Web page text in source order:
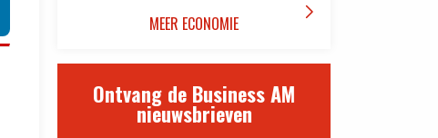
MEER ECONOMIE 
Ontvang de Business AM
nieuwsbrieven